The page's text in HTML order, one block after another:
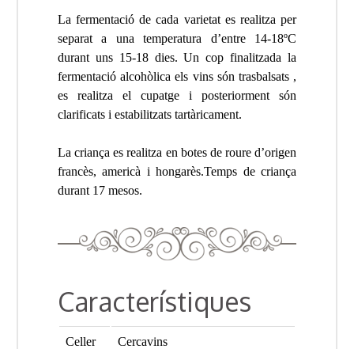
La fermentació de cada varietat es realitza per
separat a una temperatura d’entre 14-18ºC
durant uns 15-18 dies. Un cop finalitzada la
fermentació alcohòlica els vins són trasbalsats ,
es realitza el cupatge i posteriorment són
clarificats i estabilitzats tartàricament.
La criança es realitza en botes de roure d’origen
francès, americà i hongarès.Temps de criança
durant 17 mesos.
Característiques
Celler Cercavins